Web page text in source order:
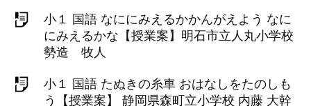
小１ 国語 なににみえるかかんがえよう なに
にみえるかな【授業案】明石市立人丸小学校
勢造 牧人
小１ 国語 たぬきの糸車 おはなしをたのしも
う【授業案】 静岡県森町立小学校 内藤 大幹